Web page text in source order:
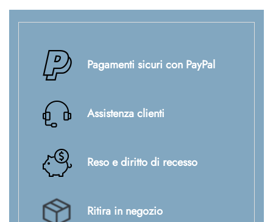
Pagamenti sicuri con PayPal
Assistenza clienti
Reso e diritto di recesso
Ritira in negozio